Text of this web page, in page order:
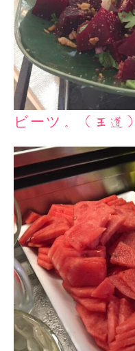
ビーツ。（王道）